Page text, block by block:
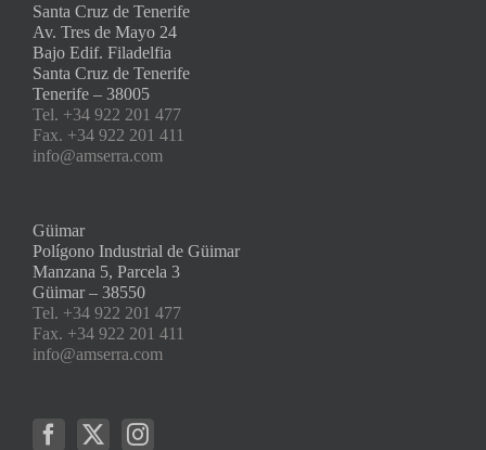
Santa Cruz de Tenerife
Av. Tres de Mayo 24
Bajo Edif. Filadelfia
Santa Cruz de Tenerife
Tenerife – 38005
Tel. +34 922 201 477
Fax. +34 922 201 411
info@amserra.com
Güimar
Polígono Industrial de Güimar
Manzana 5, Parcela 3
Güimar – 38550
Tel. +34 922 201 477
Fax. +34 922 201 411
info@amserra.com